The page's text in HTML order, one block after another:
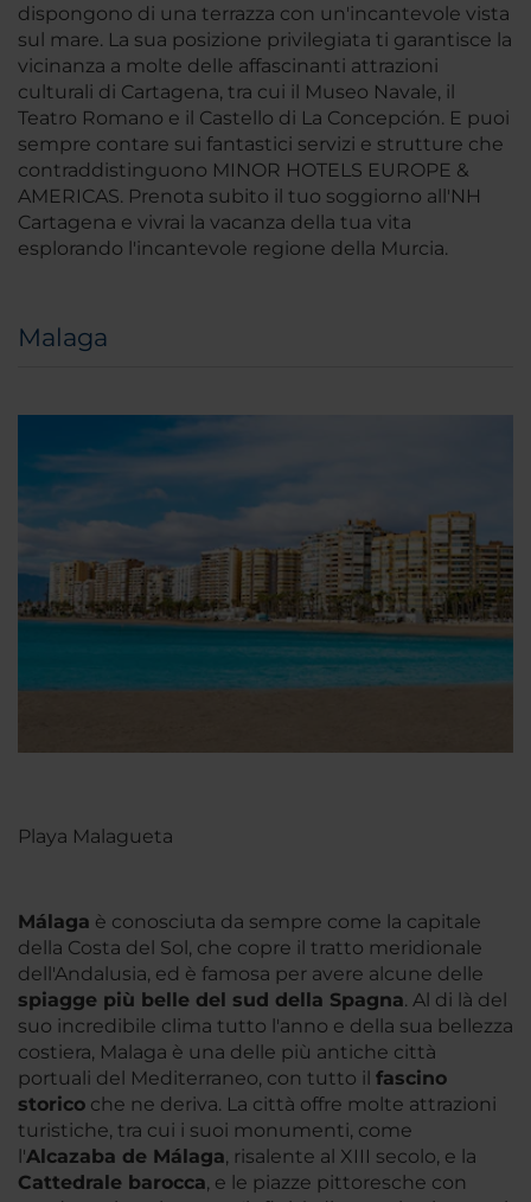
dispongono di una terrazza con un'incantevole vista
sul mare. La sua posizione privilegiata ti garantisce la
vicinanza a molte delle affascinanti attrazioni
culturali di Cartagena, tra cui il Museo Navale, il
Teatro Romano e il Castello di La Concepción. E puoi
sempre contare sui fantastici servizi e strutture che
contraddistinguono MINOR HOTELS EUROPE &
AMERICAS. Prenota subito il tuo soggiorno all'NH
Cartagena e vivrai la vacanza della tua vita
esplorando l'incantevole regione della Murcia.
Malaga
Playa Malagueta
Málaga è conosciuta da sempre come la capitale
della Costa del Sol, che copre il tratto meridionale
dell'Andalusia, ed è famosa per avere alcune delle
spiagge più belle del sud della Spagna. Al di là del
suo incredibile clima tutto l'anno e della sua bellezza
costiera, Malaga è una delle più antiche città
portuali del Mediterraneo, con tutto il fascino
storico che ne deriva. La città offre molte attrazioni
turistiche, tra cui i suoi monumenti, come
l'Alcazaba de Málaga, risalente al XIII secolo, e la
Cattedrale barocca, e le piazze pittoresche con